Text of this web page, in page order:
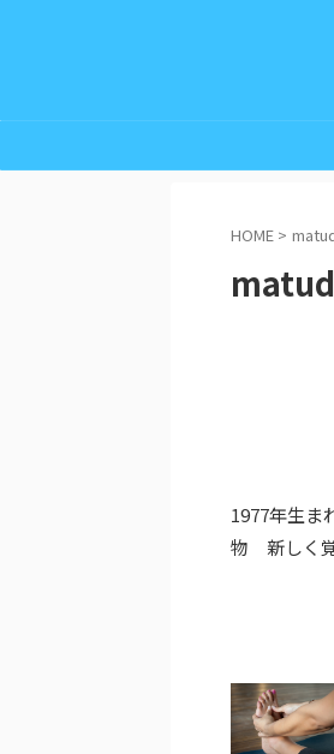
HOME >
1977年生ま
物 新しく